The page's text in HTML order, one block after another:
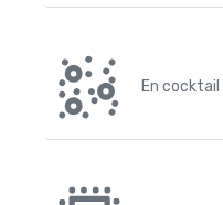
En cocktail